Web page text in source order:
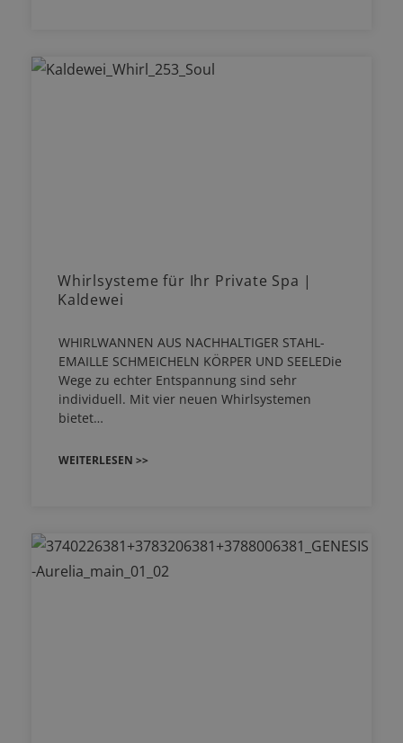
Whirlsysteme für Ihr Private Spa |
Kaldewei
WHIRLWANNEN AUS NACHHALTIGER STAHL-
EMAILLE SCHMEICHELN KÖRPER UND SEELEDie
Wege zu echter Entspannung sind sehr
individuell. Mit vier neuen Whirlsystemen
bietet…
WEITERLESEN >>